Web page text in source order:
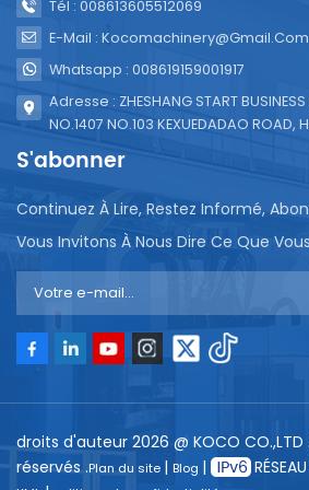
Tél : 008613605512069
E-Mail : Kocomachinery@gmail.com
Whatsapp : 008619159001917
Adresse : ZHESHANG START
NO.1407 NO.103 KEXUEDADAO ROAD,
S'abonner
Continuez À Lire, Restez Informé,
Vous Invitons À Nous Dire Ce Que
droits d'auteur 2026 @ KOCO
réservés .Plan du site | Blog |